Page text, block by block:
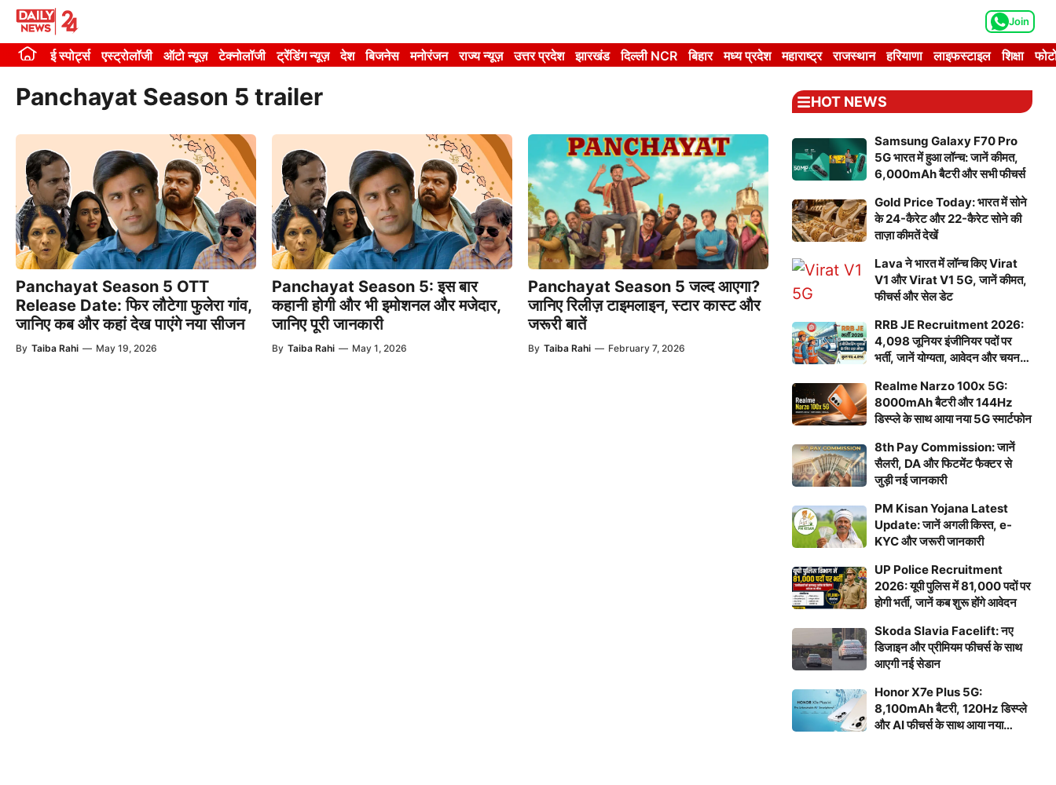
Skip
content
Join
ई स्पोर्ट्स एस्ट्रोलॉजी ऑटो न्यूज़ टेक्नोलॉजी ट्रेंडिंग न्यूज़ देश बिजनेस मनोरंजन राज्य न्यूज़ उत्तर प्रदेश झारखंड दिल्ली NCR बिहार मध्य प्रदेश महाराष्ट्र राजस्थान हरियाणा लाइफस्टाइल शिक्षा
Panchayat Season 5 trailer
Panchayat Season 5 OTT
Release Date: फिर लौटेगा फुलेरा गांव,
जानिए कब और कहां देख पाएंगे नया सीजन
By Taiba Rahi — May 19, 2026
Panchayat Season 5: इस बार
कहानी होगी और भी इमोशनल और मजेदार,
जानिए पूरी जानकारी
By Taiba Rahi — May 1, 2026
Panchayat Season 5 जल्द आएगा?
जानिए रिलीज़ टाइमलाइन, स्टार कास्ट और
जरूरी बातें
By Taiba Rahi — February 7, 2026
HOT NEWS
Samsung Galaxy F70 Pro
5G भारत में हुआ लॉन्च: जानें कीमत,
6,000mAh बैटरी और सभी फीचर्स
Gold Price Today: भारत में सोने
के 24-कैरेट और 22-कैरेट सोने की
ताज़ा कीमतें देखें
Lava ने भारत में लॉन्च किए Virat
V1 और Virat V1 5G, जानें कीमत,
फीचर्स और सेल डेट
RRB JE Recruitment 2026:
4,098 जूनियर इंजीनियर पदों पर
भर्ती, जानें योग्यता, आवेदन और चयन
Realme Narzo 100x 5G:
8000mAh बैटरी और 144Hz
डिस्प्ले के साथ आया नया 5G स्मार्टफोन
8th Pay Commission: जानें
सैलरी, DA और फिटमेंट फैक्टर से
जुड़ी नई जानकारी
PM Kisan Yojana Latest
Update: जानें अगली किस्त, e-
KYC और जरूरी जानकारी
UP Police Recruitment
2026: यूपी पुलिस में 81,000 पदों पर
होगी भर्ती, जानें कब शुरू होंगे आवेदन
Skoda Slavia Facelift: नए
डिजाइन और प्रीमियम फीचर्स के साथ
आएगी नई सेडान
Honor X7e Plus 5G:
8,100mAh बैटरी, 120Hz डिस्प्ले
और AI फीचर्स के साथ आया नया